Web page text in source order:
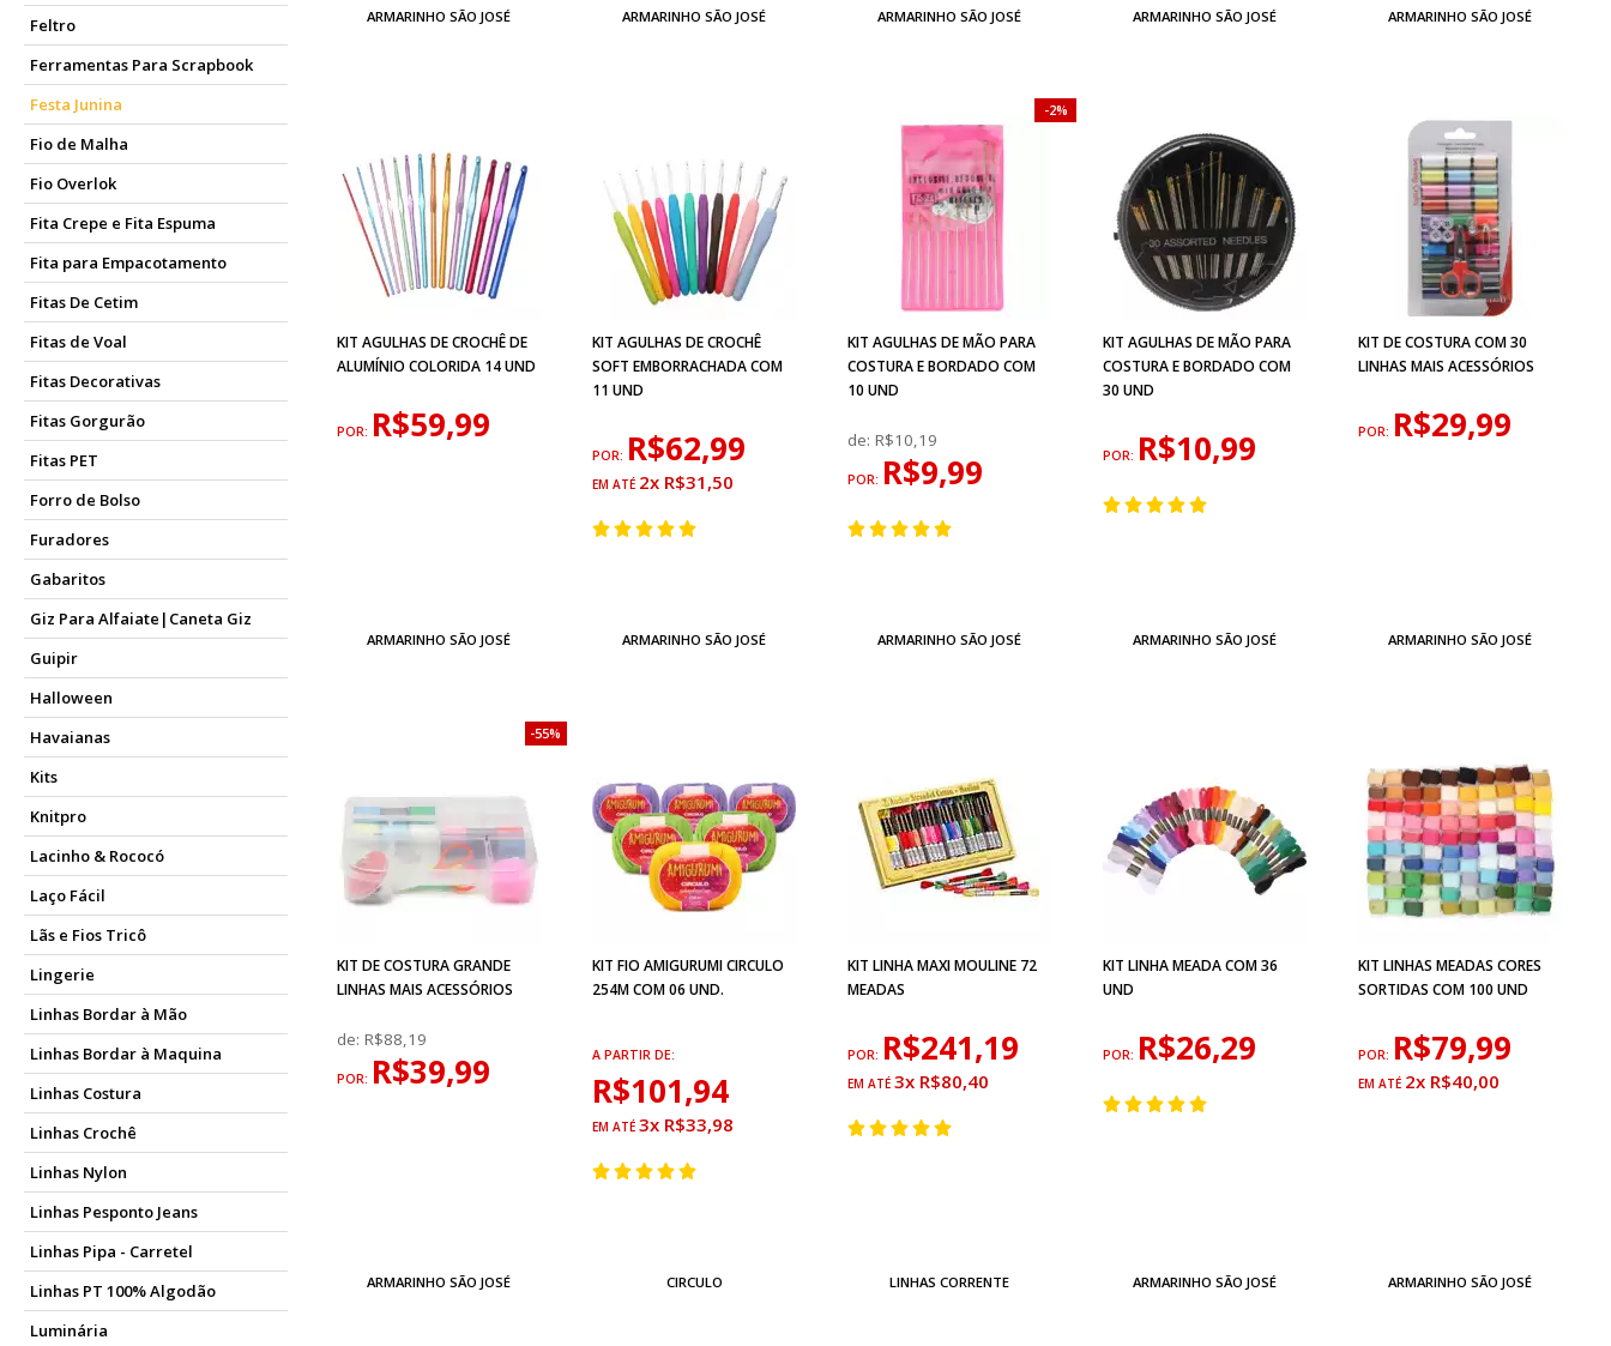
Feltro
Ferramentas Para Scrapbook
Festa Junina
Fio de Malha
Fio Overlok
Fita Crepe e Fita Espuma
Fita para Empacotamento
Fitas De Cetim
Fitas de Voal
Fitas Decorativas
Fitas Gorgurão
Fitas PET
Forro de Bolso
Furadores
Gabaritos
Giz Para Alfaiate|Caneta Giz
Guipir
Halloween
Havaianas
Kits
Knitpro
Lacinho & Rococó
Laço Fácil
Lãs e Fios Tricô
Lingerie
Linhas Bordar à Mão
Linhas Bordar à Maquina
Linhas Costura
Linhas Crochê
Linhas Nylon
Linhas Pesponto Jeans
Linhas Pipa - Carretel
Linhas PT 100% Algodão
Luminária
ARMARINHO SÃO JOSÉ ARMARINHO SÃO JOSÉ ARMARINHO SÃO JOSÉ ARMARINHO SÃO JOSÉ ARMARINHO SÃO JOSÉ
KIT AGULHAS DE CROCHÊ DE
ALUMÍNIO COLORIDA 14 UND
POR: R$59,99
ARMARINHO SÃO JOSÉ
KIT AGULHAS DE CROCHÊ
SOFT EMBORRACHADA COM
11 UND
POR: R$62,99
2x R$31,50
ARMARINHO SÃO JOSÉ
KIT AGULHAS DE MÃO PARA
COSTURA E BORDADO COM
10 UND
de: R$10,19
POR: R$9,99
2%
ARMARINHO SÃO JOSÉ
KIT AGULHAS DE MÃO PARA
COSTURA E BORDADO COM
30 UND
POR: R$10,99
ARMARINHO SÃO JOSÉ
KIT DE COSTURA COM 30
LINHAS MAIS ACESSÓRIOS
POR: R$29,99
ARMARINHO SÃO JOSÉ
KIT DE COSTURA GRANDE
LINHAS MAIS ACESSÓRIOS
de:R$88,19
POR: R$39,99
55%
ARMARINHO SÃO JOSÉ
KIT FIO AMIGURUMI CIRCULO
254M COM 06 UND.
A PARTIR DE:
R$101,94
3x R$33,98
CIRCULO
KIT LINHA MAXI MOULINE 72
MEADAS
POR: R$241,19
3x R$80,40
LINHAS CORRENTE
KIT LINHA MEADA COM 36
UND
POR: R$26,29
ARMARINHO SÃO JOSÉ
KIT LINHAS MEADAS CORES
SORTIDAS COM 100 UND
POR: R$79,99
2x R$40,00
ARMARINHO SÃO JOSÉ